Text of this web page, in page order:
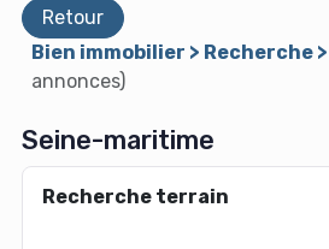
Retour
Bien immobilier > Recherche
annonces)
Seine-maritime
Recherche terrain